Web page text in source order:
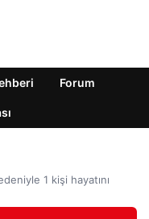
Forum
1 kişi hayatını